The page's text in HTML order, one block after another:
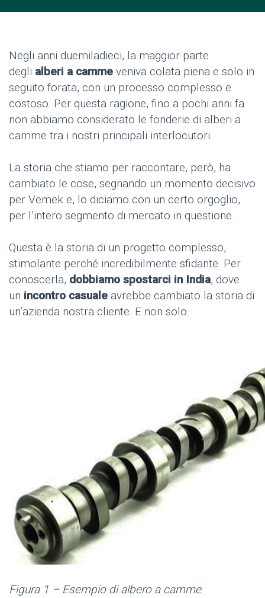
Negli anni duemiladieci, la maggior parte
degli alberi a camme veniva colata piena e solo in
seguito forata, con un processo complesso e
costoso. Per questa ragione, fino a pochi anni fa
non abbiamo considerato le fonderie di alberi a
camme tra i nostri principali interlocutori.
La storia che stiamo per raccontare, però, ha
cambiato le cose, segnando un momento decisivo
per Vemek e, lo diciamo con un certo orgoglio,
per l’intero segmento di mercato in questione.
Questa è la storia di un progetto complesso,
stimolante perché incredibilmente sfidante. Per
conoscerla, dobbiamo spostarci in India, dove
un incontro casuale avrebbe cambiato la storia di
un’azienda nostra cliente. E non solo.
Figura 1 – Esempio di albero a camme